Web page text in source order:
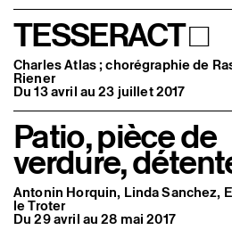
TESSERACT □
Charles Atlas ; chorégraphie de
Riener
Du 13 avril au 23 juillet 2017
Patio, pièce de
verdure,
Antonin Horquin, Linda Sanchez,
le Troter
Du 29 avril au 28 mai 2017